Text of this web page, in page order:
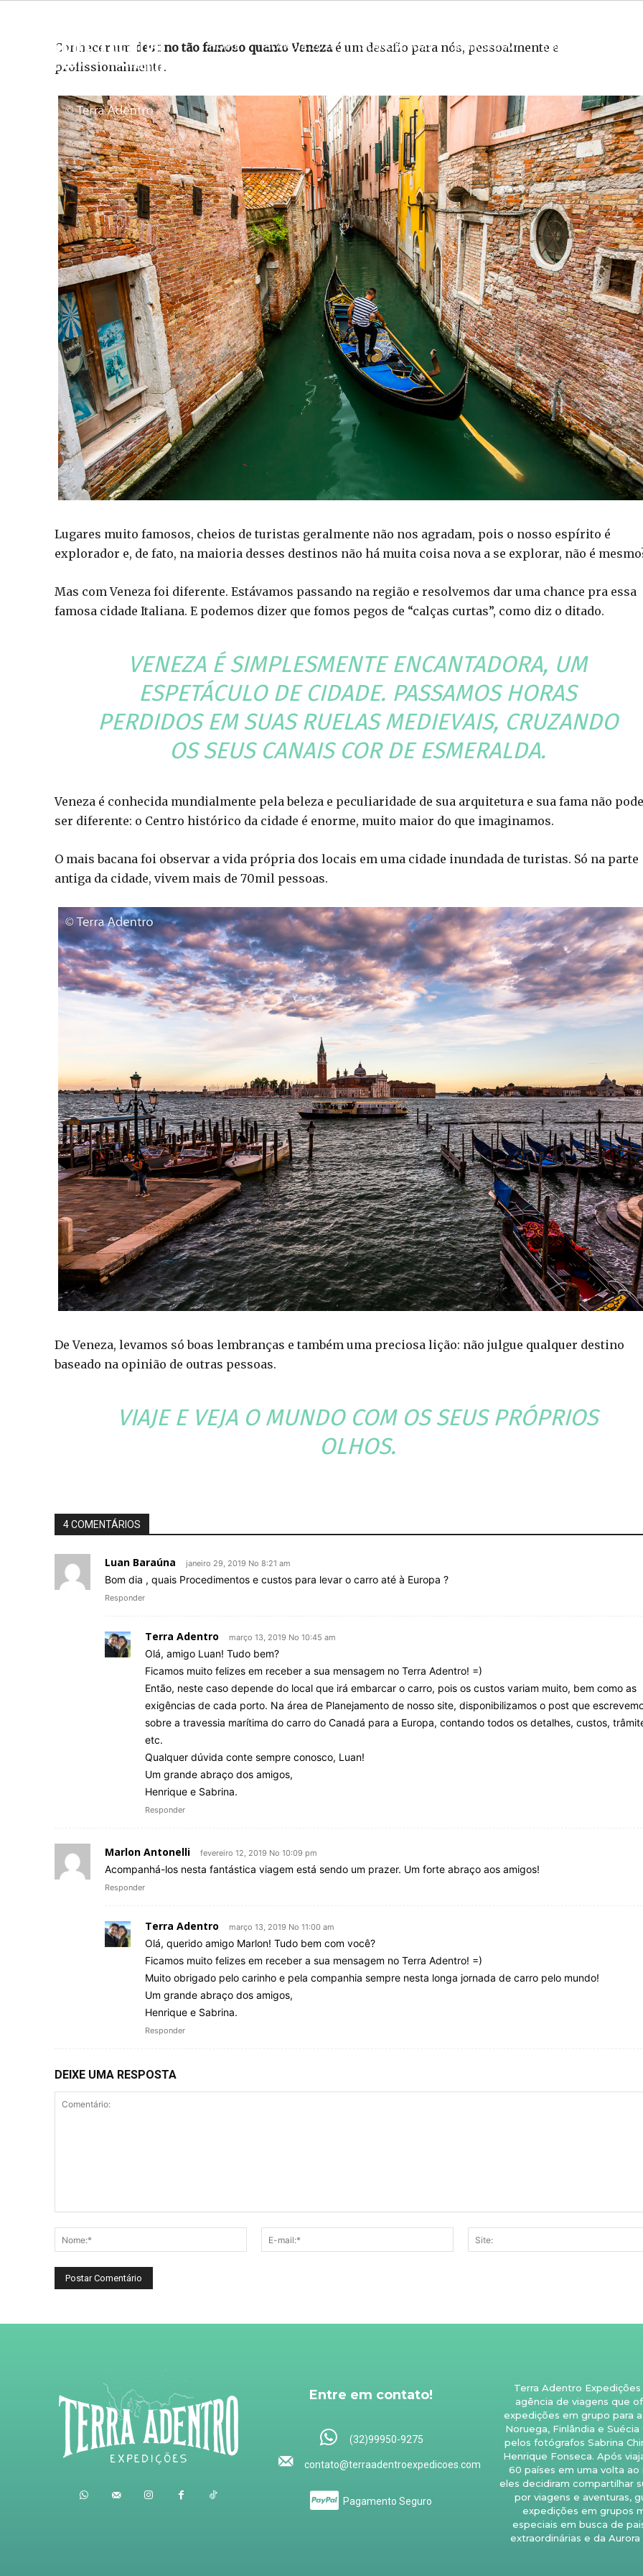
HOME ISLÂNDIA 2026 ISLÂNDIA 2027 ÁRTICO 2027 SOBRE
Conhecer um destino tão famoso quanto Venezaé um desafio para nós, pessoalmente e
profissionalmente.
Lugares muito famosos, cheios de turistas geralmente não nos agradam, pois o nosso espírito é
explorador e, de fato, na maioria desses destinos não há muita coisa nova a se explorar, não é
Mas com Veneza foi diferente. Estávamos passando na região e resolvemos dar uma chance pra essa
famosa cidade Italiana. E podemos dizer que fomos pegos de “calças curtas”, como diz o ditado.
VENEZA É SIMPLESMENTE ENCANTADORA, UM
ESPETÁCULO DE CIDADE. PASSAMOS HORAS
PERDIDOS EM SUAS RUELAS MEDIEVAIS, CRUZANDO
OS SEUS CANAIS COR DE ESMERALDA.
Veneza é conhecida mundialmente pela beleza e peculiaridade de sua arquitetura e sua fama não
ser diferente: o Centro histórico da cidade é enorme, muito maior do que imaginamos.
O mais bacana foi observar a vida própria dos locais em uma cidade inundada de turistas. Só na parte
antiga da cidade, vivem mais de 70mil pessoas.
De Veneza, levamos só boas lembranças e também uma preciosa lição: não julgue qualquer destino
baseado na opinião de outras pessoas.
VIAJE E VEJA O MUNDO COM OS SEUS PRÓPRIOS
OLHOS.
4 COMENTÁRIOS
Luan Baraúna janeiro 29, 2019 No 8:21 am
Bom dia , quais Procedimentos e custos para levar o carro até à Europa ?
Responder
Terra Adentro março 13, 2019 No 10:45 am
Olá, amigo Luan! Tudo bem?
Ficamos muito felizes em receber a sua mensagem no Terra Adentro! =)
Então, neste caso depende do local que irá embarcar o carro, pois os custos variam muito, bem como as
exigências de cada porto. Na área de Planejamento de nosso site, disponibilizamos o post que
sobre a travessia marítima do carro do Canadá para a Europa, contando todos os detalhes, custos,
etc.
Qualquer dúvida conte sempre conosco, Luan!
Um grande abraço dos amigos,
Henrique e Sabrina.
Responder
Marlon Antonelli fevereiro 12, 2019 No 10:09 pm
Acompanhá-los nesta fantástica viagem está sendo um prazer. Um forte abraço aos amigos!
Responder
Terra Adentro março 13, 2019 No 11:00 am
Olá, querido amigo Marlon! Tudo bem com você?
Ficamos muito felizes em receber a sua mensagem no Terra Adentro! =)
Muito obrigado pelo carinho e pela companhia sempre nesta longa jornada de carro pelo mundo!
Um grande abraço dos amigos,
Henrique e Sabrina.
Responder
DEIXE UMA RESPOSTA
Nome:*
mail:*
Entre em contato!
(32)99950-9275
contato@terraadentroexpedicoes.com
Pagamento Seguro
Terra Adentro Expedições
agência de viagens que
expedições em grupo para a
Noruega, Finlândia e Suécia
pelos fotógrafos Sabrina
Henrique Fonseca. Após
60 países em uma volta ao
eles decidiram compartilhar
por viagens e aventuras,
expedições em grupos
especiais em busca de
extraordinárias e da Aurora